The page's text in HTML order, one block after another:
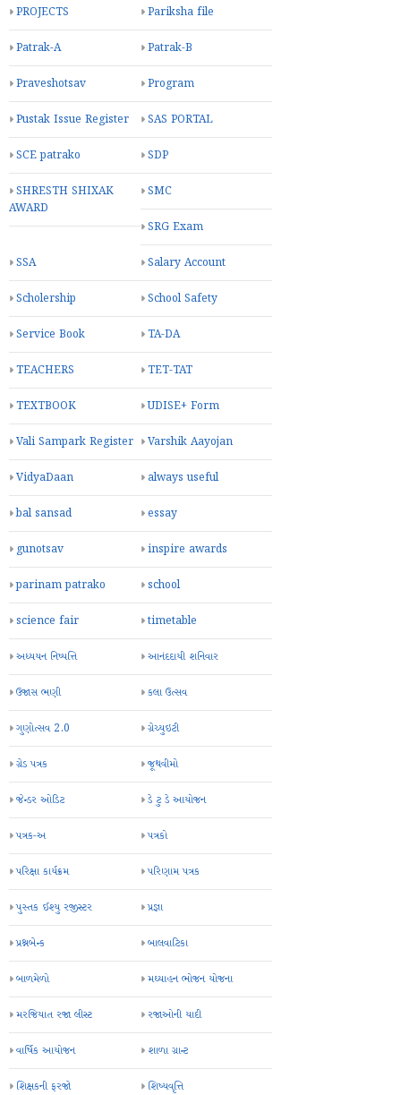
PROJECTS Pariksha file
Patrak-A Patrak-B
Praveshotsav Program
Pustak Issue Register SAS PORTAL
SCE patrako SDP
SHRESTH SHIXAK
AWARD
SMC
SRG Exam
SSA Salary Account
Scholership School Safety
Service Book TA-DA
TEACHERS TET-TAT
TEXTBOOK UDISE+ Form
Vali Sampark Register Varshik Aayojan
VidyaDaan always useful
bal sansad essay
gunotsav inspire awards
parinam patrako school
science fair timetable
અધ્યયન નિષ્પત્તિ આનંદદાયી શનિવાર
ઉજાસ ભણી કલા ઉત્સવ
ગુણોત્સવ 2.0 ગ્રેચ્યુઇટી
ગ્રેડ પત્રક જૂથવીમો
જેન્ડર ઓડિટ ડે ટુ ડે આયોજન
પત્રક-અ પત્રકો
પરિક્ષા કાર્યક્રમ પરિણામ પત્રક
પુસ્તક ઈશ્યુ રજીસ્ટર પ્રજ્ઞા
પ્રશ્નબેન્ક બાલવાટિકા
બાળમેળો મઘ્યાહન ભોજન યોજના
મરજિયાત રજા લીસ્ટ રજાઓની યાદી
વાર્ષિક આયોજન શાળા ગ્રાન્ટ
શિક્ષકની ફરજો શિષ્યવૃત્તિ